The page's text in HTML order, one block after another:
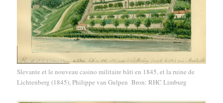
Slevante et le nouveau casino militaire bâti en 1845, et la ruine de
Lichtenberg (1845), Philippe van Gulpen Bron: RHC Limburg